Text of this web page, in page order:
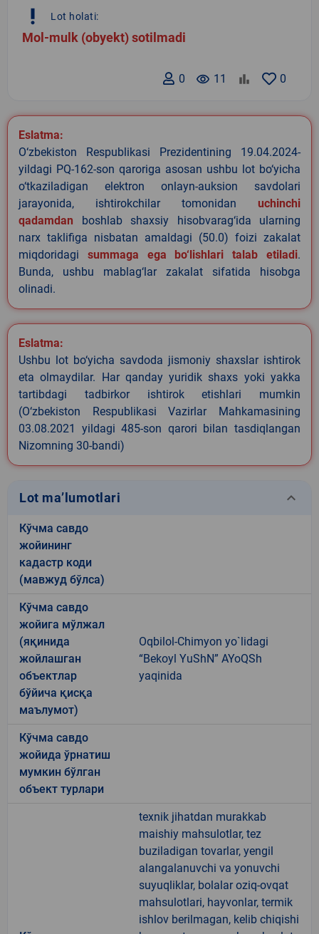
priority_high Lot holati:
Mol-mulk (obyekt) sotilmadi
0
remove_red_eye 11
0
Eslatma:
O‘zbekiston Respublikasi Prezidentining 19.04.2024-
yildagi PQ-162-son qaroriga asosan ushbu lot bo‘yicha
o‘tkaziladigan elektron onlayn-auksion savdolari
jarayonida, ishtirokchilar tomonidan uchinchi
qadamdan boshlab shaxsiy hisobvarag‘ida ularning
narx taklifiga nisbatan amaldagi (50.0) foizi zakalat
miqdoridagi summaga ega bo‘lishlari talab etiladi.
Bunda, ushbu mablag‘lar zakalat sifatida hisobga
olinadi.
Eslatma:
Ushbu lot bo‘yicha savdoda jismoniy shaxslar ishtirok
eta olmaydilar. Har qanday yuridik shaxs yoki yakka
tartibdagi tadbirkor ishtirok etishlari mumkin
(O‘zbekiston Respublikasi Vazirlar Mahkamasining
03.08.2021 yildagi 485-son qarori bilan tasdiqlangan
Nizomning 30-bandi)
Lot ma’lumotlari keyboard_arrow_down
Кўчма савдо
жойининг
кадастр коди
(мавжуд бўлса)
Кўчма савдо
жойига мўлжал
(яқинида
жойлашган
объектлар
бўйича қисқа
маълумот)
Oqbilol-Chimyon yo`lidagi
“Bekoyl YuShN” AYoQSh
yaqinida
Кўчма савдо
жойида ўрнатиш
мумкин бўлган
объект турлари
texnik jihatdan murakkab
maishiy mahsulotlar, tez
buziladigan tovarlar, yengil
alangalanuvchi va yonuvchi
suyuqliklar, bolalar oziq-ovqat
mahsulotlari, hayvonlar, termik
ishlov berilmagan, kelib chiqishi